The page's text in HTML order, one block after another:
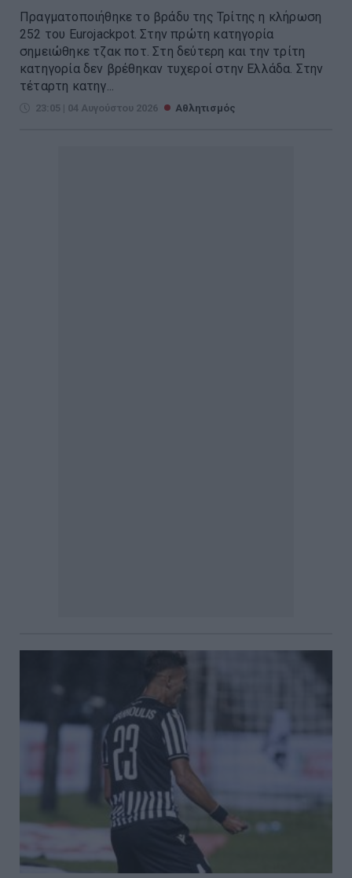
Πραγματοποιήθηκε το βράδυ της Τρίτης η κλήρωση
252 του Eurojackpot. Στην πρώτη κατηγορία
σημειώθηκε τζακ ποτ. Στη δεύτερη και την τρίτη
κατηγορία δεν βρέθηκαν τυχεροί στην Ελλάδα. Στην
τέταρτη κατηγ...
23:05 | 04 Αυγούστου 2026 Αθλητισμός